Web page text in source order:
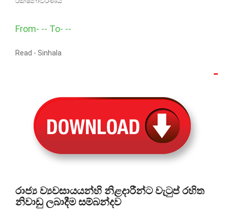
From- -- To- --
Read - Sinhala
රාජ්‍ය ව්‍යවසායයන්හි නිළදාරීන්ට වැටුප් රහිත
නිවාඩු ලබාදීම සම්බන්දව